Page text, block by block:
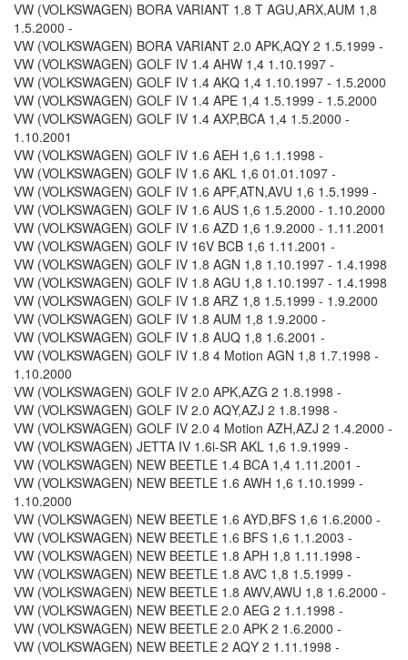
VW (VOLKSWAGEN) BORA VARIANT 1.8 T AGU,ARX,AUM 1,8
1.5.2000 -
VW (VOLKSWAGEN) BORA VARIANT 2.0 APK,AQY 2 1.5.1999 -
VW (VOLKSWAGEN) GOLF IV 1.4 AHW 1,4 1.10.1997 -
VW (VOLKSWAGEN) GOLF IV 1.4 AKQ 1,4 1.10.1997 - 1.5.2000
VW (VOLKSWAGEN) GOLF IV 1.4 APE 1,4 1.5.1999 - 1.5.2000
VW (VOLKSWAGEN) GOLF IV 1.4 AXP,BCA 1,4 1.5.2000 -
1.10.2001
VW (VOLKSWAGEN) GOLF IV 1.6 AEH 1,6 1.1.1998 -
VW (VOLKSWAGEN) GOLF IV 1.6 AKL 1,6 01.01.1097 -
VW (VOLKSWAGEN) GOLF IV 1.6 APF,ATN,AVU 1,6 1.5.1999 -
VW (VOLKSWAGEN) GOLF IV 1.6 AUS 1,6 1.5.2000 - 1.10.2000
VW (VOLKSWAGEN) GOLF IV 1.6 AZD 1,6 1.9.2000 - 1.11.2001
VW (VOLKSWAGEN) GOLF IV 16V BCB 1,6 1.11.2001 -
VW (VOLKSWAGEN) GOLF IV 1.8 AGN 1,8 1.10.1997 - 1.4.1998
VW (VOLKSWAGEN) GOLF IV 1.8 AGU 1,8 1.10.1997 - 1.4.1998
VW (VOLKSWAGEN) GOLF IV 1.8 ARZ 1,8 1.5.1999 - 1.9.2000
VW (VOLKSWAGEN) GOLF IV 1.8 AUM 1,8 1.9.2000 -
VW (VOLKSWAGEN) GOLF IV 1.8 AUQ 1,8 1.6.2001 -
VW (VOLKSWAGEN) GOLF IV 1.8 4 Motion AGN 1,8 1.7.1998 -
1.10.2000
VW (VOLKSWAGEN) GOLF IV 2.0 APK,AZG 2 1.8.1998 -
VW (VOLKSWAGEN) GOLF IV 2.0 AQY,AZJ 2 1.8.1998 -
VW (VOLKSWAGEN) GOLF IV 2.0 4 Motion AZH,AZJ 2 1.4.2000 -
VW (VOLKSWAGEN) JETTA IV 1.6i-SR AKL 1,6 1.9.1999 -
VW (VOLKSWAGEN) NEW BEETLE 1.4 BCA 1,4 1.11.2001 -
VW (VOLKSWAGEN) NEW BEETLE 1.6 AWH 1,6 1.10.1999 -
1.10.2000
VW (VOLKSWAGEN) NEW BEETLE 1.6 AYD,BFS 1,6 1.6.2000 -
VW (VOLKSWAGEN) NEW BEETLE 1.6 BFS 1,6 1.1.2003 -
VW (VOLKSWAGEN) NEW BEETLE 1.8 APH 1,8 1.11.1998 -
VW (VOLKSWAGEN) NEW BEETLE 1.8 AVC 1,8 1.5.1999 -
VW (VOLKSWAGEN) NEW BEETLE 1.8 AWV,AWU 1,8 1.6.2000 -
VW (VOLKSWAGEN) NEW BEETLE 2.0 AEG 2 1.1.1998 -
VW (VOLKSWAGEN) NEW BEETLE 2.0 APK 2 1.6.2000 -
VW (VOLKSWAGEN) NEW BEETLE 2 AQY 2 1.11.1998 -